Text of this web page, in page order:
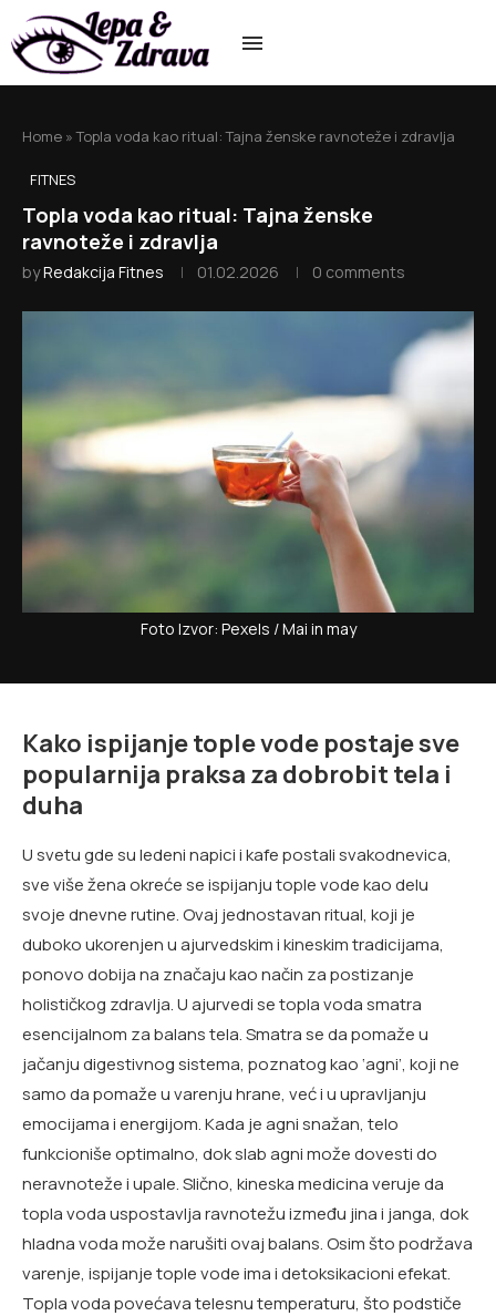
Home »Topla voda kao ritual: Tajna ženske ravnoteže i zdravlja
FITNES
Topla voda kao ritual: Tajna ženske
ravnoteže i zdravlja
byRedakcija Fitnes 01.02.2026 0 comments
Foto Izvor: Pexels / Mai in may
Kako ispijanje tople vode postaje sve
popularnija praksa za dobrobit tela i
duha
U svetu gde su ledeni napici i kafe postali svakodnevica,
sve više žena okreće se ispijanju tople vode kao delu
svoje dnevne rutine. Ovaj jednostavan ritual, koji je
duboko ukorenjen u ajurvedskim i kineskim tradicijama,
ponovo dobija na značaju kao način za postizanje
holističkog zdravlja. U ajurvedi se topla voda smatra
esencijalnom za balans tela. Smatra se da pomaže u
jačanju digestivnog sistema, poznatog kao ‘agni’, koji ne
samo da pomaže u varenju hrane, već i u upravljanju
emocijama i energijom. Kada je agni snažan, telo
funkcioniše optimalno, dok slab agni može dovesti do
neravnoteže i upale. Slično, kineska medicina veruje da
topla voda uspostavlja ravnotežu između jina i janga, dok
hladna voda može narušiti ovaj balans. Osim što podržava
varenje, ispijanje tople vode ima i detoksikacioni efekat.
Topla voda povećava telesnu temperaturu, što podstiče